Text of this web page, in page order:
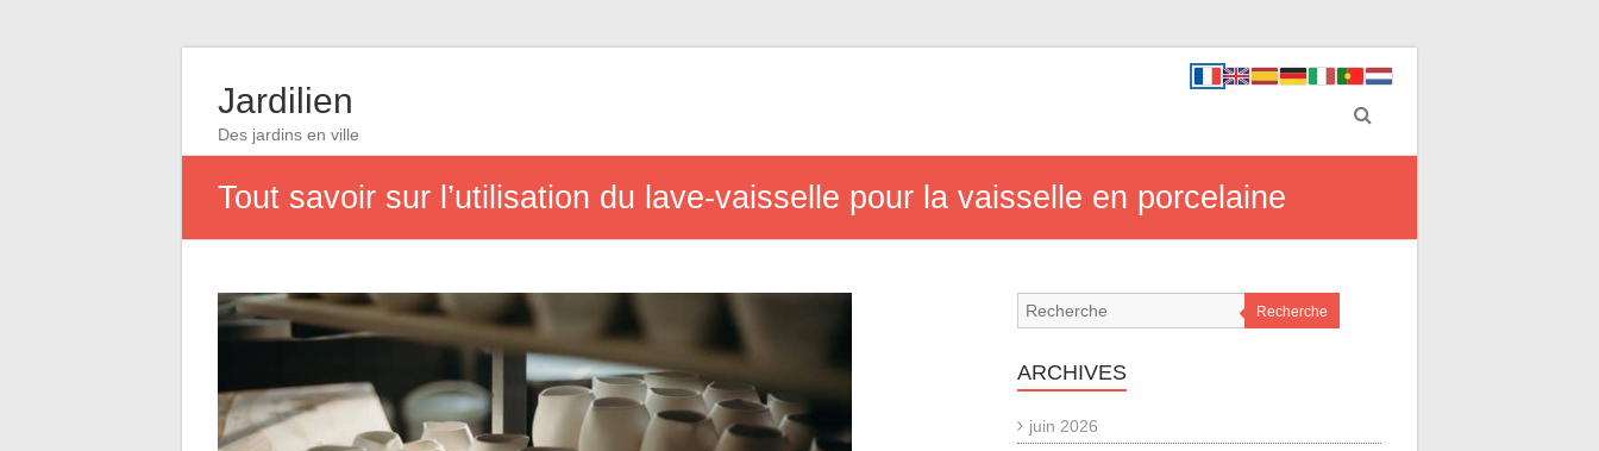
Jardilien
Des jardins en ville
Tout savoir sur l’utilisation du lave-vaisselle pour la vaisselle en porcelaine
Recherche
ARCHIVES
juin 2026